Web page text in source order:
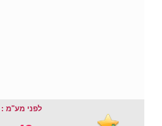
לפני מע"מ : 41.88 ₪